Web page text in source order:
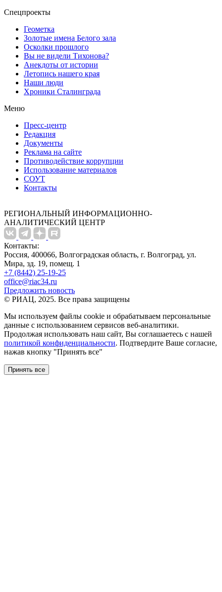
Спецпроекты
Геометка
Золотые имена Белого зала
Осколки прошлого
Вы не видели Тихонова?
Анекдоты от истории
Летопись нашего края
Наши люди
Хроники Сталинграда
Меню
Пресс-центр
Редакция
Документы
Реклама на сайте
Противодействие коррупции
Использование материалов
СОУТ
Контакты
РЕГИОНАЛЬНЫЙ ИНФОРМАЦИОННО-
АНАЛИТИЧЕСКИЙ ЦЕНТР
Контакты:
Россия, 400066, Волгоградская область, г. Волгоград, ул.
Мира, зд. 19, помещ. 1
+7 (8442) 25-19-25
office@riac34.ru
Предложить новость
© РИАЦ, 2025. Все права защищены
Мы используем файлы сookie и обрабатываем персональные
данные с использованием сервисов веб-аналитики.
Продолжая использовать наш сайт, Вы соглашаетесь с нашей
политикой конфиденциальности. Подтвердите Ваше согласие,
нажав кнопку "Принять все"
Принять все